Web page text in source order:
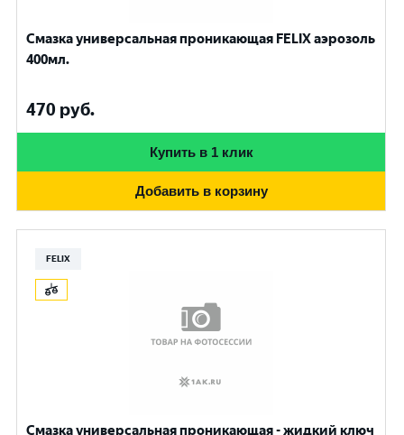
Смазка универсальная проникающая FELIX аэрозоль
400мл.
470 руб.
Купить в 1 клик
Добавить в корзину
FELIX
Смазка универсальная проникающая - жидкий ключ